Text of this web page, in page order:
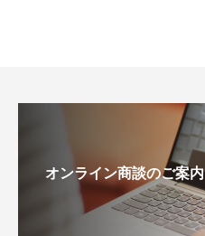
オンライン商談のご案内